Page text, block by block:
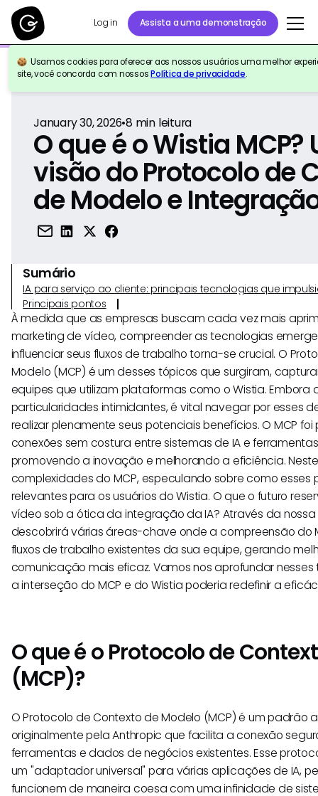
Log in Assista a uma demonstração
Usamos cookies para oferecer aos nossos usuários uma melhor
site, você concorda com nossosPolítica de privacidade.
Voltar para a referência
January 30, 2026•8min leitura
O que é o Wistia MCP?
visão do Protocolo de
de Modelo e
Sumário
IA para serviço ao cliente: principais tecnologias que
Principais pontos
À medida que as empresas buscam cada vez mais
marketing de vídeo, compreender as tecnologias
influenciar seus fluxos de trabalho torna-se crucial. O
Modelo (MCP) é um desses tópicos que surgiram,
equipes que utilizam plataformas como o Wistia. Embora
particularidades intimidantes, é vital navegar por esses
realizar plenamente seus potenciais benefícios. O MCP
conexões sem costura entre sistemas de IA e
promovendo a inovação e melhorando a eficiência.
complexidades do MCP, especulando sobre como esses
relevantes para os usuários do Wistia. O que o futuro
vídeo sob a ótica da integração da IA? Através da
descobrirá várias áreas-chave onde a compreensão do
fluxos de trabalho existentes da sua equipe, gerando
comunicação mais eficaz. Vamos nos aprofundar
a interseção do MCP e do Wistia poderia redefinir a
O que é o Protocolo de
(MCP)?
O Protocolo de Contexto de Modelo (MCP) é um padrão
originalmente pela Anthropic que facilita a conexão
ferramentas e dados de negócios existentes. Esse
um "adaptador universal" para várias aplicações de IA,
funcionem de maneira coesa com uma infinidade de